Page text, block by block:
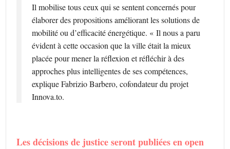
Il mobilise tous ceux qui se sentent concernés pour
élaborer des propositions améliorant les solutions de
mobilité ou d’efficacité énergétique. « Il nous a paru
évident à cette occasion que la ville était la mieux
placée pour mener la réflexion et réfléchir à des
approches plus intelligentes de ses compétences,
explique Fabrizio Barbero, cofondateur du projet
Innova.to.
Les décisions de justice seront publiées en open